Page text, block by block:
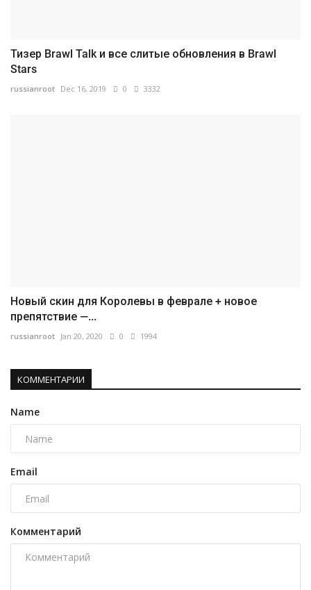
Тизер Brawl Talk и все слитые обновления в Brawl
Stars
russianroot Dec 16, 2019 0 3332
Новый скин для Королевы в феврале + новое
препятствие —...
russianroot Jan 20, 2020 0 1994
КОММЕНТАРИИ
Name
Email
Комментарий